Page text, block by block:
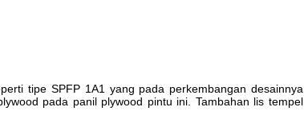
tipe SPFP 1A1 yang pada perkembangan desainnya
pada panil plywood pintu ini. Tambahan lis tempel